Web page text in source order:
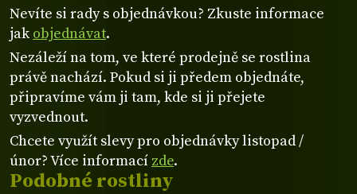
Podobné rostliny
Nevíte si rady s objednávkou? Zkuste informace
jakobjednávat.
Nezáleží na tom, ve které prodejně se rostlina
právě nachází. Pokud si ji předem objednáte,
připravíme vám ji tam, kde si ji přejete
vyzvednout.
Chcete využít slevy pro objednávky listopad /
únor? Více informací zde.